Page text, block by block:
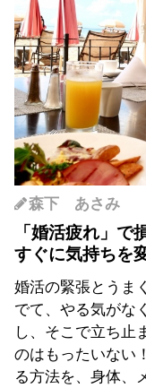
森下 あさみ
「婚活疲れ」
すぐに気持ちを
婚活の緊張とうま
でて、やる気がな
し、そこで立ち止
のはもったいない
る方法を、身体、